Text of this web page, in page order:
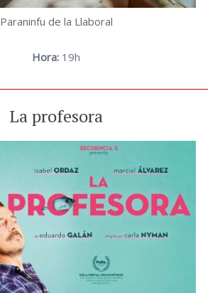
Paraninfu de la Llaboral
Hora: 19h
La profesora